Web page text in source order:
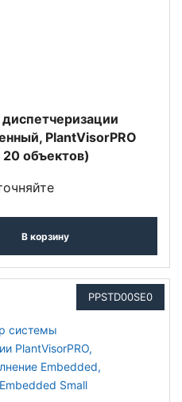
PlantVisorPRO
20 объектов)
В корзину
PPSTD00SE0